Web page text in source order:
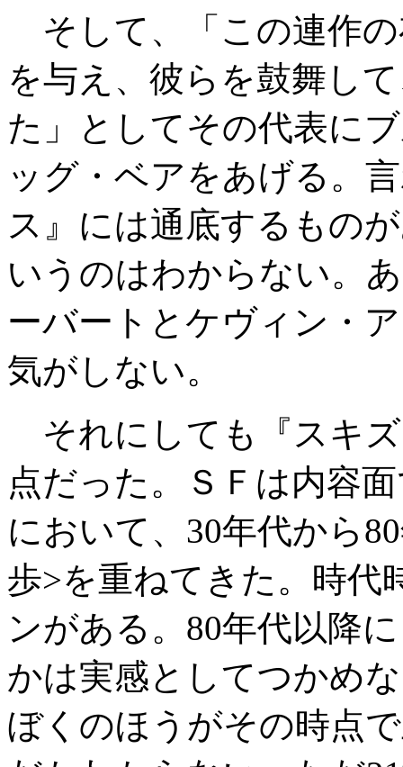
そして、「この連作
を与え、彼らを鼓舞し
た」としてその代表に
ッグ・ベアをあげる。
ス』には通底するもの
いうのはわからない。
ーバートとケヴィン・
気がしない。
それにしても『スキ
点だった。ＳＦは内容
において、30年代から
歩>を重ねてきた。時代
ンがある。80年代以降
かは実感としてつかめ
ぼくのほうがその時点